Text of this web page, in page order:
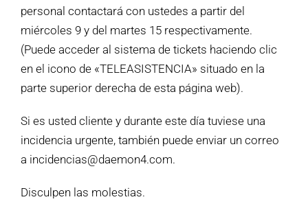
personal contactará con ustedes a partir del
miércoles 9 y del martes 15 respectivamente.
(Puede acceder al sistema de tickets haciendo clic
en el icono de «TELEASISTENCIA» situado en la
parte superior derecha de esta página web).
Si es usted cliente y durante este día tuviese una
incidencia urgente, también puede enviar un correo
a incidencias@daemon4.com.
Disculpen las molestias.